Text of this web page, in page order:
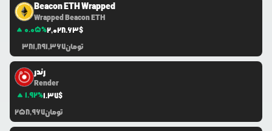
Beacon ETH Wrapped
Wrapped Beacon ETH
0.05%2,028.63$
381,891,367تومان
رندر
Render
1.92%1.37$
258,967تومان